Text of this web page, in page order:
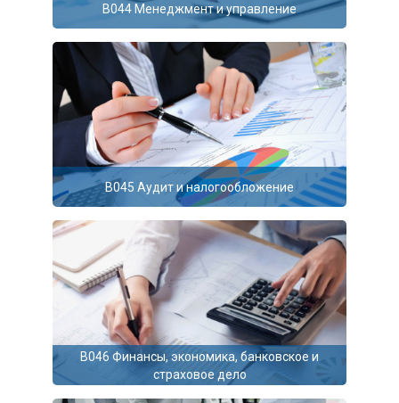
В044 Менеджмент и управление
B045 Аудит и налогообложение
B046 Финансы, экономика, банковское и
страховое дело